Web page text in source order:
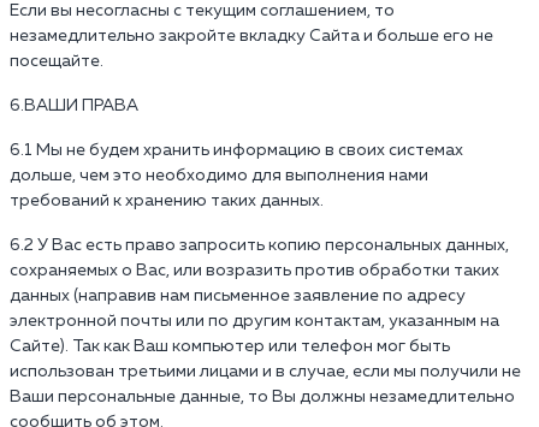
Если вы несогласны с текущим соглашением, то
незамедлительно закройте вкладку Сайта и больше его не
посещайте.
6.ВАШИ ПРАВА
6.1 Мы не будем хранить информацию в своих системах
дольше, чем это необходимо для выполнения нами
требований к хранению таких данных.
6.2 У Вас есть право запросить копию персональных данных,
сохраняемых о Вас, или возразить против обработки таких
данных (направив нам письменное заявление по адресу
электронной почты или по другим контактам, указанным на
Сайте). Так как Ваш компьютер или телефон мог быть
использован третьими лицами и в случае, если мы получили не
Ваши персональные данные, то Вы должны незамедлительно
сообщить об этом.